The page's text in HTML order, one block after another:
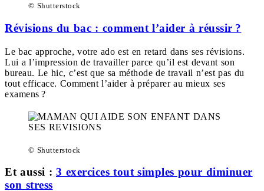
© Shutterstock
Révisions du bac : comment l’aider à réussir ?
Le bac approche, votre ado est en retard dans ses révisions.
Lui a l’impression de travailler parce qu’il est devant son
bureau. Le hic, c’est que sa méthode de travail n’est pas du
tout efficace. Comment l’aider à préparer au mieux ses
examens ?
© Shutterstock
Et aussi : 3 exercices tout simples pour diminuer
son stress